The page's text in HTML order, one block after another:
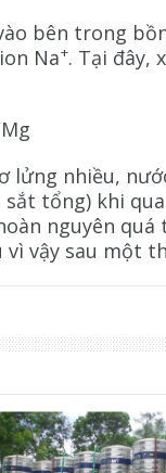
bên trong
Na+. Tại đây,
lửng nhiều,
tổng) khi
nguyên
vậy sau một